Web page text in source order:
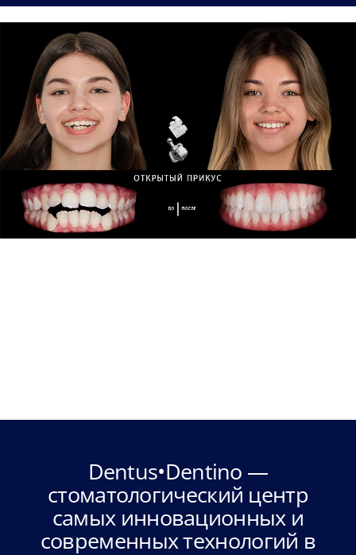
Dentus•Dentino —
стоматологический центр
самых инновационных и
современных технологий в